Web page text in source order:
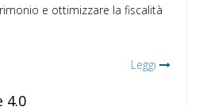
e ottimizzare la fiscalità
Leggi
4.0